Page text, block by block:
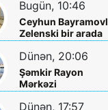
nə olacaq?
Bugün, 10:46
Ceyhun
Zelenski bir arada
Dünən, 20:06
Şəmkir Rayon
Mərkəzi
Xəstəxanasının
həkimi Ceyhun
Dünən, 17:57